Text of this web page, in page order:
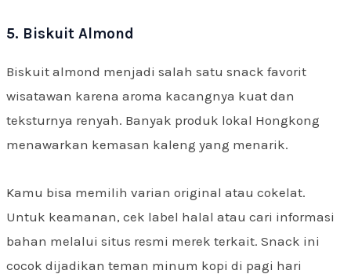
5. Biskuit Almond
Biskuit almond menjadi salah satu snack favorit
wisatawan karena aroma kacangnya kuat dan
teksturnya renyah. Banyak produk lokal Hongkong
menawarkan kemasan kaleng yang menarik.
Kamu bisa memilih varian original atau cokelat.
Untuk keamanan, cek label halal atau cari informasi
bahan melalui situs resmi merek terkait. Snack ini
cocok dijadikan teman minum kopi di pagi hari